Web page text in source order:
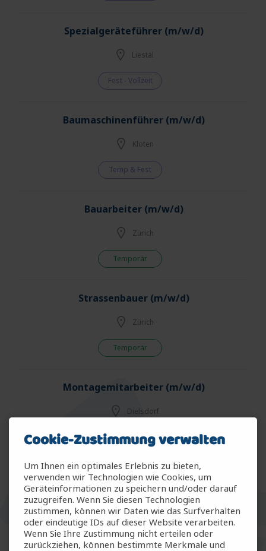
Spezialgeräteführer (m/w/d)
Liestal
Fest - Vollzeit
Baumaschinenführer (m/w/d)
Kloten
Temp & Fest
Bauarbeiter (m/w/d)
Zürich
Temporär
Strassenbauer (m/w/d)
Zürich
Temporär
Montagemitarbeiter (m/w/d)
Dielsdorf
Temp & Fest
Sachbearbeiter Kundendienst (m/w/d)
Zürich
Fest - Vollzeit
Cookie-Zustimmung verwalten
Um Ihnen ein optimales Erlebnis zu bieten,
verwenden wir Technologien wie Cookies, um
Geräteinformationen zu speichern und/oder darauf
zuzugreifen. Wenn Sie diesen Technologien
zustimmen, können wir Daten wie das Surfverhalten
oder eindeutige IDs auf dieser Website verarbeiten.
Wenn Sie Ihre Zustimmung nicht erteilen oder
zurückziehen, können bestimmte Merkmale und